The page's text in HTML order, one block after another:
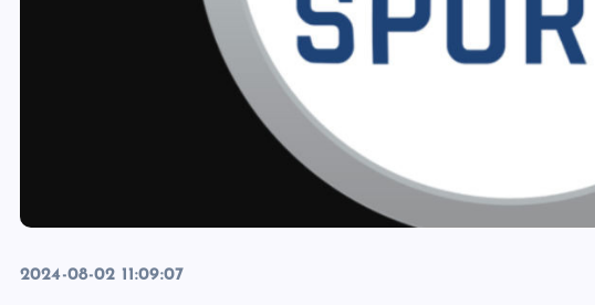
2024-08-02 11:09:07